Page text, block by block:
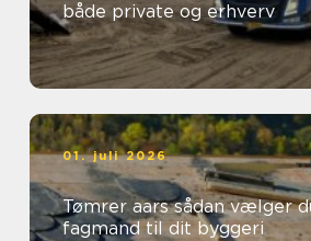
både private og erhverv
01. juli 2026
Tømrer aars sådan vælger du den rette
fagmand til dit byggeri